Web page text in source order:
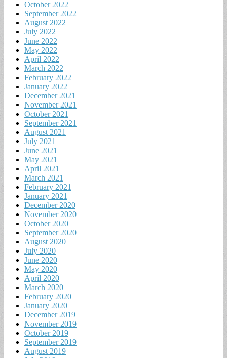
October 2022
September 2022
August 2022
July 2022
June 2022
May 2022
April 2022
March 2022
February 2022
January 2022
December 2021
November 2021
October 2021
September 2021
August 2021
July 2021
June 2021
May 2021
April 2021
March 2021
February 2021
January 2021
December 2020
November 2020
October 2020
September 2020
August 2020
July 2020
June 2020
May 2020
April 2020
March 2020
February 2020
January 2020
December 2019
November 2019
October 2019
September 2019
August 2019